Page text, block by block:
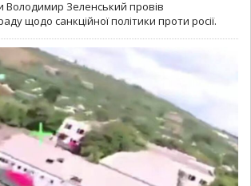
Володимир Зеленський провів
щодо санкційної політики проти росії.